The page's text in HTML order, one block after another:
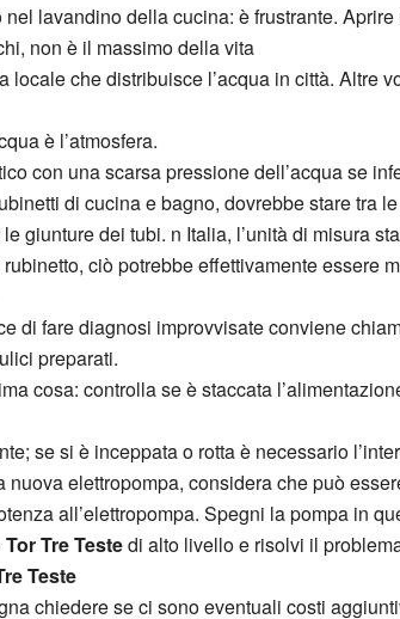
lavandino della cucina: è frustrante.
non è il massimo della vita
che distribuisce l’acqua in città. Altre
è l’atmosfera.
con una scarsa pressione dell’acqua se
di cucina e bagno, dovrebbe stare tra
giunture dei tubi. n Italia, l’unità di misura
ciò potrebbe effettivamente essere
di fare diagnosi improvvisate conviene
preparati.
cosa: controlla se è staccata
se si è inceppata o rotta è necessario
elettropompa, considera che può
all’elettropompa. Spegni la pompa in
Tre Testedi alto livello e risolvi il
Teste
chiedere se ci sono eventuali costi